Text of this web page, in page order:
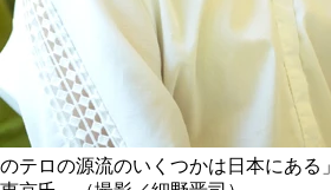
のテロの源流のいくつかは日本にある